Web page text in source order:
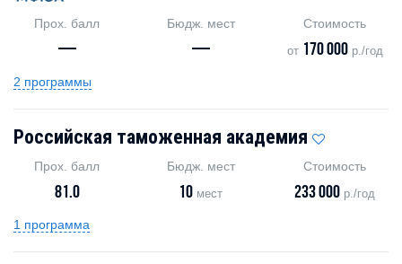
Прох. балл
—
Бюдж. мест
—
Стоимость
от 170 000р./год
2 программы
Российская таможенная академия
Прох. балл
81.0
Бюдж. мест
10 мест
Стоимость
233 000 р./год
1 программа